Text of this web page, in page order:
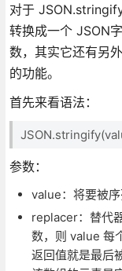
对于
转换成一个 JSON
数，其实它还有另
的功能。
首先来看语法：
参数：
value：将要被
replacer：替代
数，则 value 每
返回值就是最后